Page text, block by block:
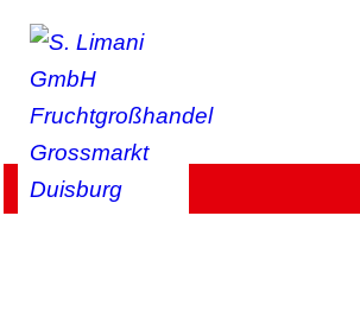
Produkte >Gemüse